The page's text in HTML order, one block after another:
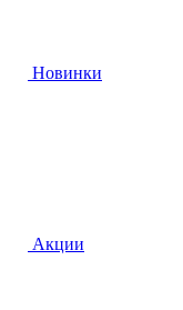
Новинки
Акции